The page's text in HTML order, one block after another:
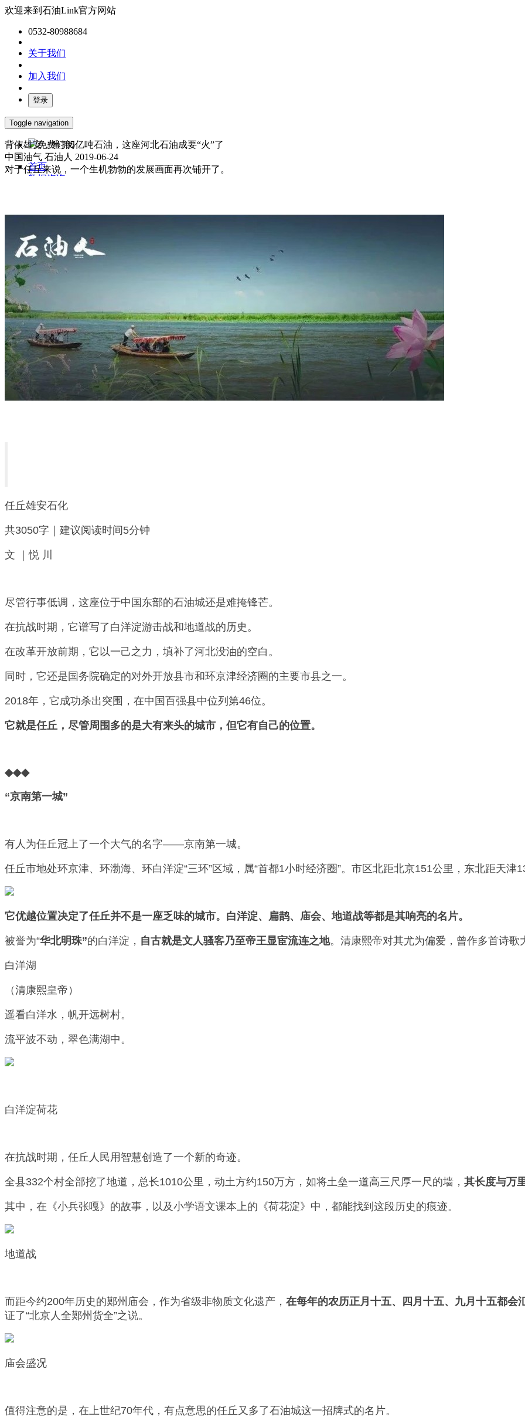
欢迎来到石油Link官方网站
0532-80988684
关于我们
加入我们
登录
Toggle navigation
免费订阅
首页
数据咨询
油气数字化
背依雄安，坐拥5亿吨石油，这座河北石油成要“火”了
中国油气 石油人 2019-06-24
对于任丘来说，一个生机勃勃的发展画面再次铺开了。
任丘雄安石化
共3050字｜建议阅读时间5分钟
文 ｜悦 川
尽管行事低调，这座位于中国东部的石油城还是难掩锋芒。
在抗战时期，它谱写了白洋淀游击战和地道战的历史。
在改革开放前期，它以一己之力，填补了河北没油的空白。
同时，它还是国务院确定的对外开放县市和环京津经济圈的主要市县之一。
2018年，它成功杀出突围，在中国百强县中位列第46位。
它就是任丘，尽管周围多的是大有来头的城市，但它有自己的位置。
◆◆◆
“京南第一城”
有人为任丘冠上了一个大气的名字——京南第一城。
任丘市地处环京津、环渤海、环白洋淀“三环”区域，属“首都1小时经济圈”。市区北距北京151公里，东北距天津
它优越位置决定了任丘并不是一座乏味的城市。白洋淀、扁鹊、庙会、地道战等都是其响亮的名片。
被誉为“华北明珠”的白洋淀， 自古就是文人骚客乃至帝王显宦流连之地。清康熙帝对其尤为偏爱，曾作多首诗歌
白洋湖
（清康熙皇帝）
遥看白洋水，帆开远树村。
流平波不动，翠色满湖中。
白洋淀荷花
在抗战时期，任丘人民用智慧创造了一个新的奇迹。
全县332个村全部挖了地道，总长1010公里，动土方约150万方，如将土垒一道高三尺厚一尺的墙， 其长度与万
其中，在《小兵张嘎》的故事，以及小学语文课本上的《荷花淀》中，都能找到这段历史的痕迹。
地道战
而距今约200年历史的鄚州庙会，作为省级非物质文化遗产， 在每年的农历正月十五、四月十五、九月十五都会
证了“北京人全鄚州货全”之说。
庙会盛况
值得注意的是，在上世纪70年代，有点意思的任丘又多了石油城这一招牌式的名片。